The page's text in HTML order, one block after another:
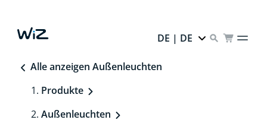
DE | DE
Alle anzeigen Außenleuchten
Produkte
Außenleuchten